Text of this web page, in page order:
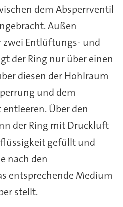
dem Absperrventil
Außen
zwei Entlüftungs- und
der Ring nur über einen
diesen der Hohlraum
und dem
Über den
der Ring mit Druckluft
gefüllt und
nach den
entsprechende Medium
stellt.